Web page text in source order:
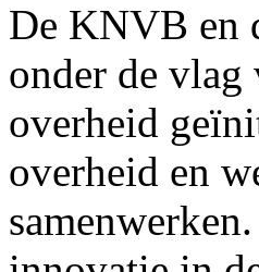
De KNVB en
onder de vlag
overheid
overheid en